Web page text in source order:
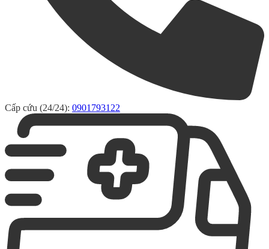
Cấp cứu (24/24): 0901793122